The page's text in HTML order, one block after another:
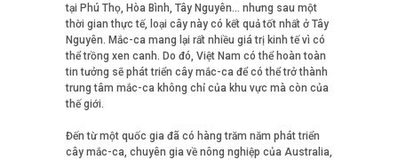
tại Phú Thọ, Hòa Bình, Tây Nguyên… nhưng sau một
thời gian thực tế, loại cây này có kết quả tốt nhất ở Tây
Nguyên. Mắc-ca mang lại rất nhiều giá trị kinh tế vì có
thể trồng xen canh. Do đó, Việt Nam có thể hoàn toàn
tin tưởng sẽ phát triển cây mắc-ca để có thể trở thành
trung tâm mắc-ca không chỉ của khu vực mà còn của
thế giới.
Đến từ một quốc gia đã có hàng trăm năm phát triển
cây mắc-ca, chuyên gia về nông nghiệp của Australia,